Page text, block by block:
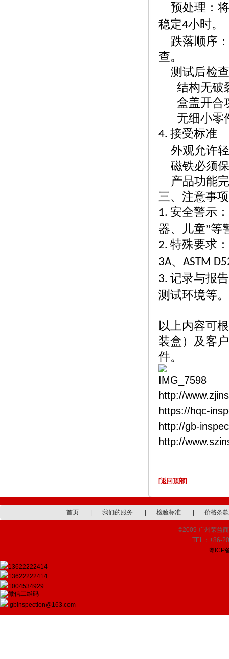
预处理：
稳定4小时。
跌落顺序
查。
测试后检
结构无破
盒盖开合
无细小零
4. 接受标准
外观允许
磁铁必须
产品功能
三、注意事项
1. 安全警示
器、儿童”
2. 特殊要求
3A、 ASTM
3. 记录与报
测试环境等。
以上内容可
装盒）及客
件。
http://
https://hqc-
http://gb-
http://
[返回顶部]
首页 我们的服务 检验标准 价格条款
©2009 广州荣益
TEL：+86-
粤ICP
13622222414
13622222414
1004534929
gbinspection@163.com